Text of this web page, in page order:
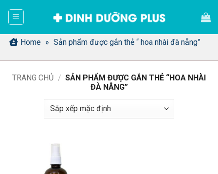
dung Home » Sản phẩm được gắn thẻ “ hoa nhài đà nẵng”
TRANG CHỦ / SẢN PHẨM ĐƯỢC GẮN THẺ “HOA NHÀI
ĐÀ NẴNG”